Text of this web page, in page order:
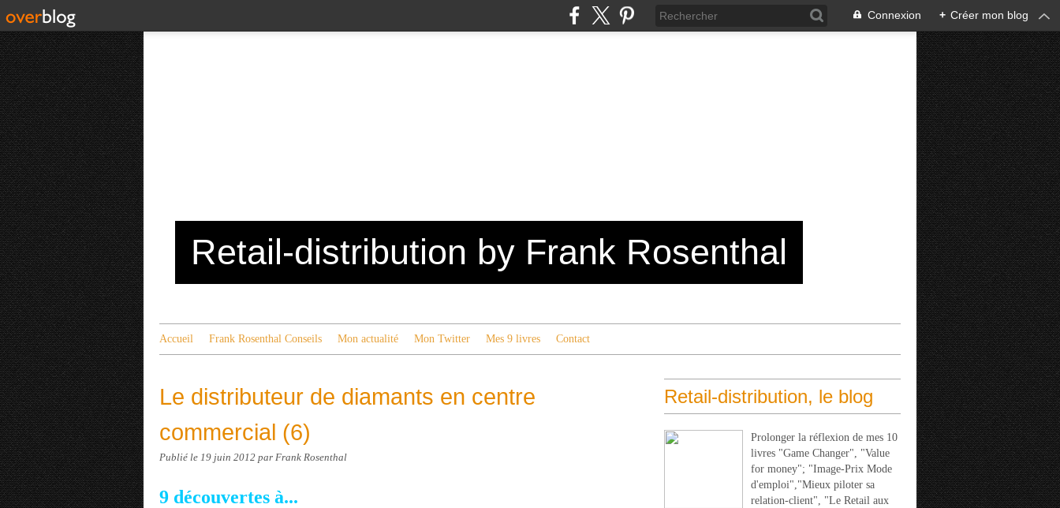
Connexion + Créer mon blog
Retail-distribution by Frank Rosenthal
Accueil Frank Rosenthal Conseils Mon actualité Mon Twitter Mes 9 livres Contact
Le distributeur de diamants en centre
commercial (6)
Publié le 19 juin 2012 par Frank Rosenthal
9 découvertes à...
Retail-distribution, le blog
Prolonger la réflexion de mes 10
livres "Game Changer", "Value
for money"; "Image-Prix Mode
d'emploi","Mieux piloter sa
relation-client", "Le Retail aux